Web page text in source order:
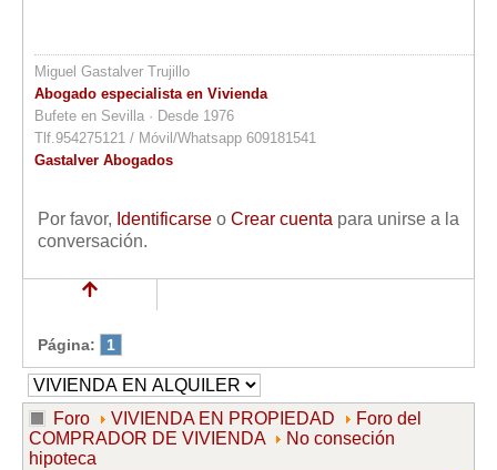
Miguel Gastalver Trujillo
Abogado especialista en Vivienda
Bufete en Sevilla · Desde 1976
Tlf.954275121 / Móvil/Whatsapp 609181541
Gastalver Abogados
Por favor, Identificarse o Crear cuenta para unirse a la
conversación.
Página: 1
Foro VIVIENDA EN PROPIEDAD
Foro del
COMPRADOR DE VIVIENDA
No conseción
hipoteca